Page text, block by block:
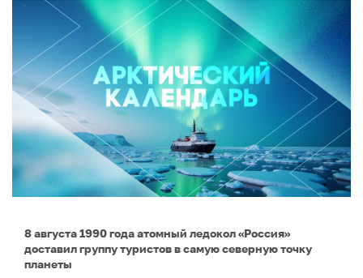
8 августа 1990 года атомный ледокол «Россия»
доставил группу туристов в самую северную точку
планеты